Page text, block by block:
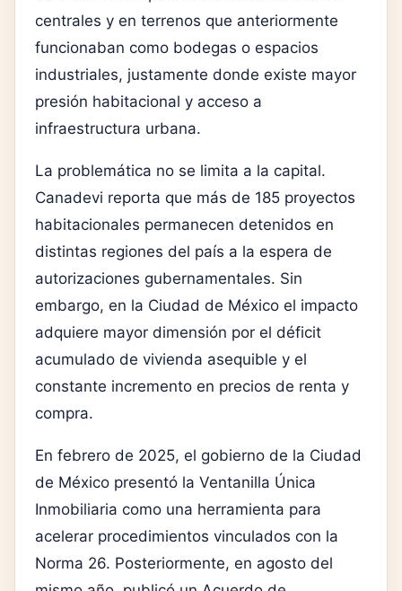
centrales y en terrenos que anteriormente
funcionaban como bodegas o espacios
industriales, justamente donde existe mayor
presión habitacional y acceso a
infraestructura urbana.
La problemática no se limita a la capital.
Canadevi reporta que más de 185 proyectos
habitacionales permanecen detenidos en
distintas regiones del país a la espera de
autorizaciones gubernamentales. Sin
embargo, en la Ciudad de México el impacto
adquiere mayor dimensión por el déficit
acumulado de vivienda asequible y el
constante incremento en precios de renta y
compra.
En febrero de 2025, el gobierno de la Ciudad
de México presentó la Ventanilla Única
Inmobiliaria como una herramienta para
acelerar procedimientos vinculados con la
Norma 26. Posteriormente, en agosto del